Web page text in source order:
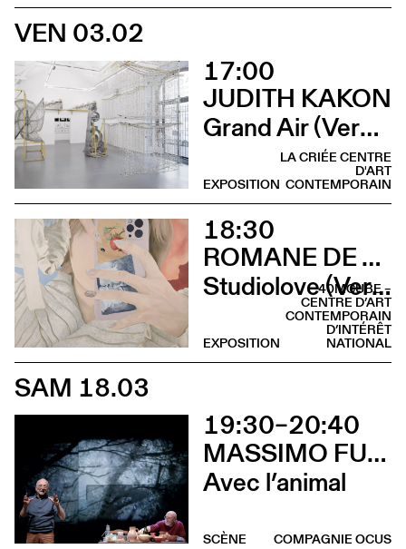
VEN 03.02
17:00
JUDITH KAKON
Grand Air (Vernissage)
LA CRIÉE CENTRE
D'ART
CONTEMPORAIN
EXPOSITION
18:30
ROMANE DE WATTEVILLE
Studiolove (Vernissage)
40MCUBE –
CENTRE D’ART
CONTEMPORAIN
D’INTÉRÊT
NATIONAL
EXPOSITION
SAM 18.03
19:30–20:40
MASSIMO FURLAN & CLAIRE DE RIBAUPIERRE
Avec l’animal
COMPAGNIE OCUS
SCÈNE